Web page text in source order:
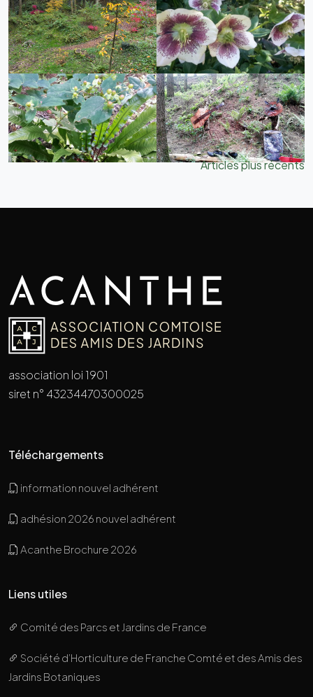
Navigation
articles
Articles plus récents
association loi 1901
siret n° 43234470300025
Téléchargements
information nouvel adhérent
adhésion 2026 nouvel adhérent
Acanthe Brochure 2026
Liens utiles
Comité des Parcs et Jardins de France
Société d’Horticulture de Franche Comté et des Amis des
Jardins Botaniques